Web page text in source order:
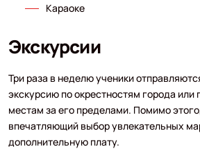
Караоке
Экскурсии
Три раза в неделю ученики
экскурсию по окрестностям города
местам за его пределами. Помимо
впечатляющий выбор увлекательных
дополнительную плату.